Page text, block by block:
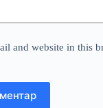
and website in this